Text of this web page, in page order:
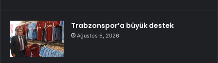
Trabzonspor’a büyük destek
Ağustos 6, 2026